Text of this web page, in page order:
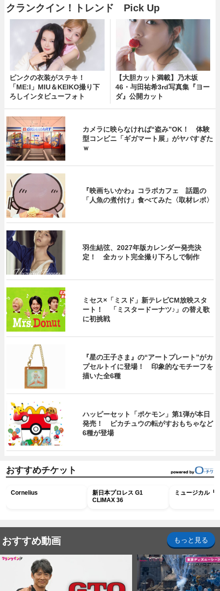
クランクイン！トレンド Pick Up
ピンクの衣装がステキ！
「ME:I」MIU＆KEIKO撮り下
ろしインタビューフォト
【大胆カット満載】乃木坂
46・与田祐希3rd写真集『ヨー
ダ』公開カット
カメラに映らなければ“盗み”OK！ 体験
型コンビニ「ギガマート展」がヤバすぎた
ｗ
『映画ちいかわ』コラボカフェ 話題の
「人魚の煮付け」食べてみた〈取材レポ〉
羽生結弦、2027年版カレンダー発売決
定！ 全カット完全撮り下ろしで制作
ミセス×「ミスド」新テレビCM放映スタ
ート！ 「ミスタードーナツ♪」の替え歌
に初挑戦
『星の王子さま』の“アートプレート”がカ
プセルトイに登場！ 印象的なモチーフを
描いた全6種
ハッピーセット「ポケモン」第1弾が本日
発売！ ピカチュウの転がすおもちゃなど
6種が登場
おすすめチケット
Cornelius
新日本プロレス G1
CLIMAX 36
ミュージカル『
おすすめ動画 もっと見る